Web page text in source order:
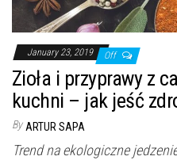
January 23, 2019 Off
Zioła i przyprawy z
kuchni – jak jeść
By ARTUR SAPA
Trend na ekologiczne